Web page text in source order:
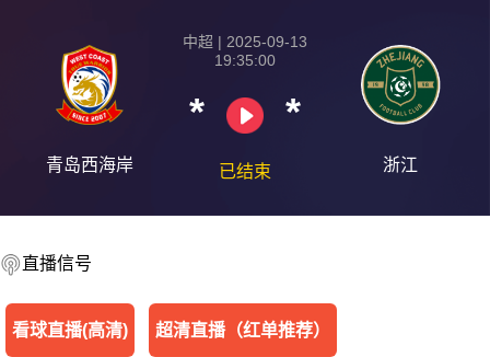
青岛西海岸
中超 | 2025-09-13
19:35:00
* *
已结束 浙江
直播信号
看球直播(高清) 超清直播（红单推荐）